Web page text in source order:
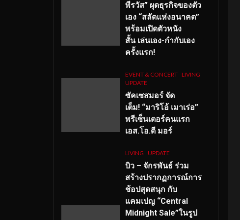
พีรวัส” ผุดธุรกิจของตัว
เอง “สลัดแห่งอนาคต”
พร้อมเปิดตัวหนัง
สั้น เล่นเอง-กำกับเอง
ครั้งแรก!
EVENT & CONCERT LIVING
UPDATE
ซัคเซสมอร์ จัด
เต็ม! “มาริโอ้ เมาเร่อ”
พรีเซ็นเตอร์คนแรก
เอส.โอ.ดี มอร์
LIVING UPDATE
บิว – จักรพันธ์ ร่วม
สร้างปรากฏการณ์การ
ช้อปสุดสนุก กับ
แคมเปญ “Central
Midnight Sale”ในรูป